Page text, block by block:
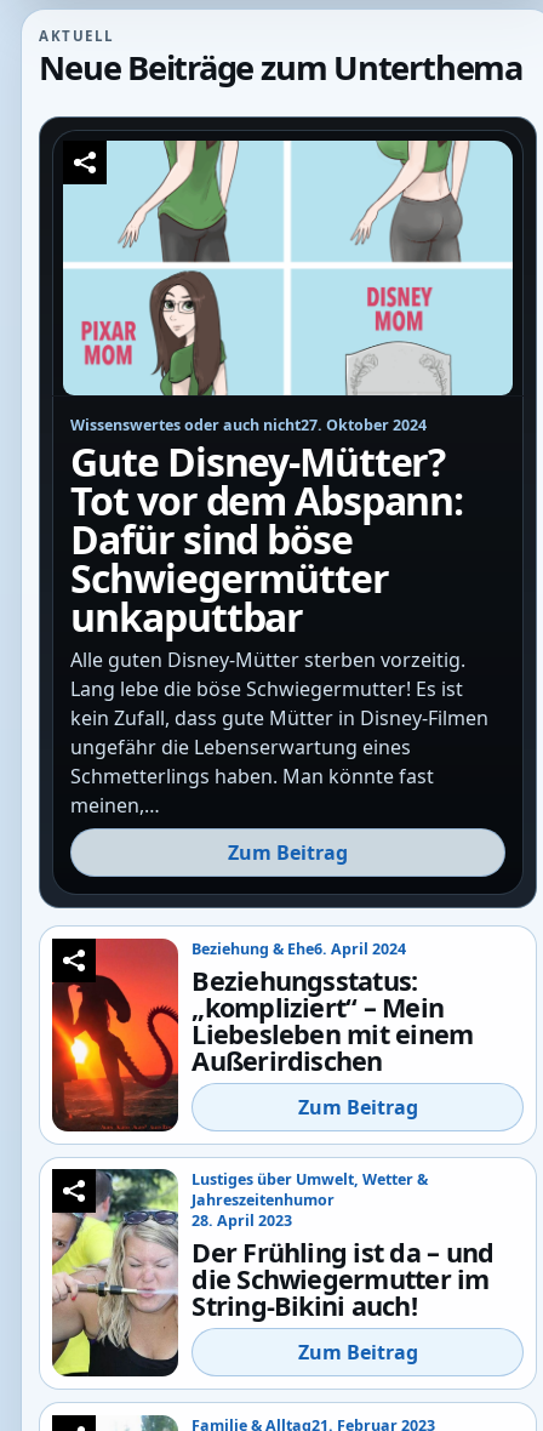
AKTUELL
Neue Beiträge zum Unterthema
Wissenswertes oder auch nicht27. Oktober 2024
Gute Disney-Mütter?
Tot vor dem Abspann:
Dafür sind böse
Schwiegermütter
unkaputtbar
Alle guten Disney-Mütter sterben vorzeitig.
Lang lebe die böse Schwiegermutter! Es ist
kein Zufall, dass gute Mütter in Disney-Filmen
ungefähr die Lebenserwartung eines
Schmetterlings haben. Man könnte fast
meinen,…
Zum Beitrag
Beziehung & Ehe6. April 2024
Beziehungsstatus:
„kompliziert“ – Mein
Liebesleben mit einem
Außerirdischen
Zum Beitrag
Lustiges über Umwelt, Wetter &
Jahreszeitenhumor
28. April 2023
Der Frühling ist da – und
die Schwiegermutter im
String-Bikini auch!
Zum Beitrag
Familie & Alltag21. Februar 2023